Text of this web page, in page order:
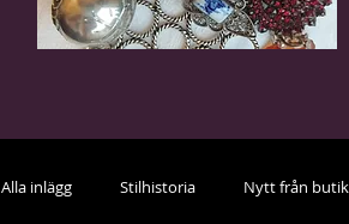
Alla inlägg Stilhistoria Nytt från